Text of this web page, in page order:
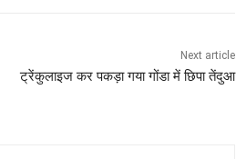
Next article
ट्रेंकुलाइज कर पकड़ा गया गोंडा में छिपा तेंदुआ